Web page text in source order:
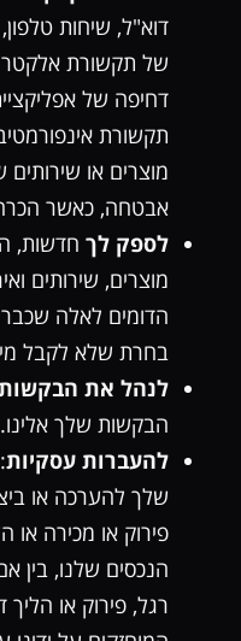
של תקשורת
דחיפה של
תקשורת
מוצרים או שירותים
אבטחה, כאשר
לספק לך חדשות,
מוצרים, שירותים
הדומים לאלה
בחרת שלא לקבל
לנהל את
הבקשות שלך אלינו.
להעברות עסקיות
שלך להערכה או
פירוק או מכירה
הנכסים שלנו, בין
רגל, פירוק או הליך